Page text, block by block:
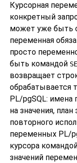
Курсорная
конкретный
может уже быть
переменная
просто
быть командой
возвращает
обрабатывается
PL/pgSQL: имена
на значения,
повторного
переменных PL/
курсора
значений